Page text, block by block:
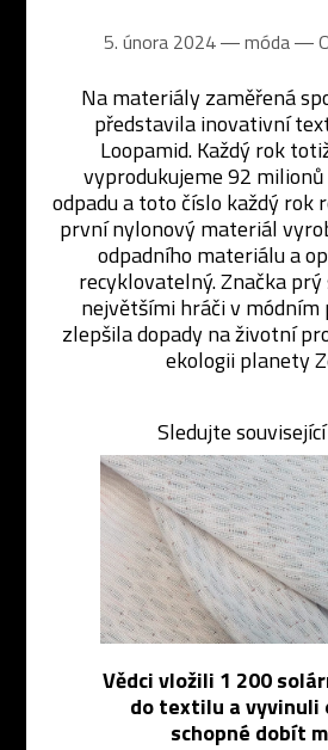
5. února 2024 ― móda ―
Na materiály zaměřená
představila inovativní
Loopamid. Každý rok
vyprodukujeme 92
odpadu a toto číslo každý rok
první nylonový materiál
odpadního materiálu a
recyklovatelný. Značka prý
největšími hráči v
zlepšila dopady na životní
ekologii planety
Sledujte
Vědci vložili 1 200
do textilu a vyvinuli
schopné dobít